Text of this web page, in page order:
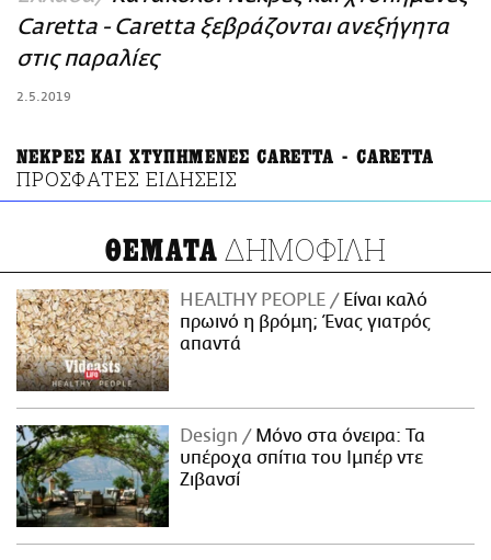
ΑΜΠΑ
PRINT
Caretta - Caretta ξεβράζονται ανεξήγητα
στις παραλίες
2.5.2019
ΝΕΚΡΕΣ ΚΑΙ ΧΤΥΠΗΜΕΝΕΣ CARETTA - CARETTA
ΠΡΟΣΦΑΤΕΣ ΕΙΔΗΣΕΙΣ
ΘΕΜΑΤΑ ΔΗΜΟΦΙΛΗ
HEALTHY PEOPLE
Είναι καλό
πρωινό η βρόμη; Ένας γιατρός
απαντά
Design
Μόνο στα όνειρα: Τα
υπέροχα σπίτια του Ιμπέρ ντε
Ζιβανσί